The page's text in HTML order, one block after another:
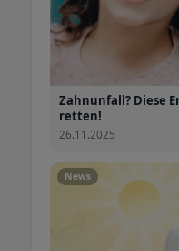
Zahnunfall? Diese
retten!
26.11.2025
News